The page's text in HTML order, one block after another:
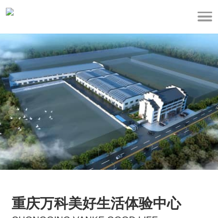
重庆万科美好生活体验中心